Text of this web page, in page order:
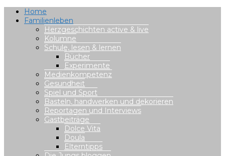
Home
Familienleben
Herzgeschichten active & live
Kolumne
Schule, lesen & lernen
Bücher
Experimente
Medienkompetenz
Gesundheit
Spiel und Sport
Basteln, handwerken und dekorieren
Reportagen und Interviews
Gastbeiträge
Dolce Vita
Doula
Elterntipps